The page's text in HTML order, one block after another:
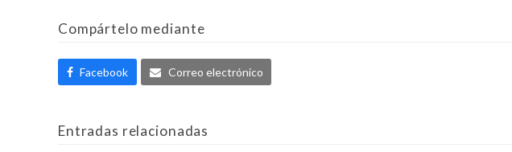
Compártelo mediante
Facebook Correo electrónico
Entradas relacionadas